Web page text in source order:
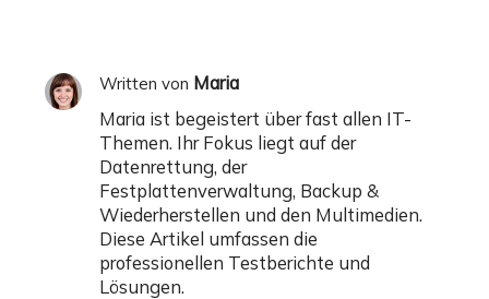
Written von Maria
Maria ist begeistert über fast allen IT-
Themen. Ihr Fokus liegt auf der
Datenrettung, der
Festplattenverwaltung, Backup &
Wiederherstellen und den Multimedien.
Diese Artikel umfassen die
professionellen Testberichte und
Lösungen.